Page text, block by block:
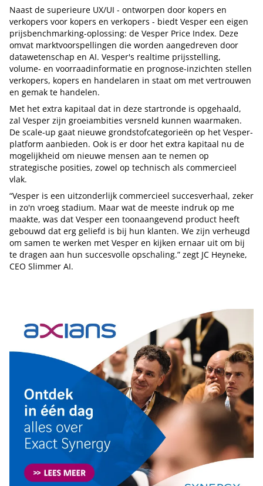
Naast de superieure UX/UI - ontworpen door kopers en
verkopers voor kopers en verkopers - biedt Vesper een eigen
prijsbenchmarking-oplossing: de Vesper Price Index. Deze
omvat marktvoorspellingen die worden aangedreven door
datawetenschap en AI. Vesper's realtime prijsstelling,
volume- en voorraadinformatie en prognose-inzichten stellen
verkopers, kopers en handelaren in staat om met vertrouwen
en gemak te handelen.
Met het extra kapitaal dat in deze startronde is opgehaald,
zal Vesper zijn groeiambities versneld kunnen waarmaken.
De scale-up gaat nieuwe grondstofcategorieën op het Vesper-
platform aanbieden. Ook is er door het extra kapitaal nu de
mogelijkheid om nieuwe mensen aan te nemen op
strategische posities, zowel op technisch als commercieel
vlak.
“Vesper is een uitzonderlijk commercieel succesverhaal, zeker
in zo'n vroeg stadium. Maar wat de meeste indruk op me
maakte, was dat Vesper een toonaangevend product heeft
gebouwd dat erg geliefd is bij hun klanten. We zijn verheugd
om samen te werken met Vesper en kijken ernaar uit om bij
te dragen aan hun succesvolle opschaling.” zegt JC Heyneke,
CEO Slimmer AI.